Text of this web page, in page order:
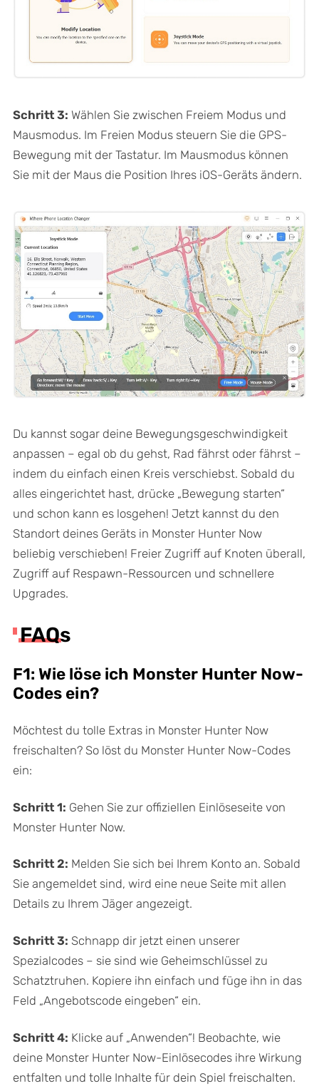
Schritt 3: Wählen Sie zwischen Freiem Modus und
Mausmodus. Im Freien Modus steuern Sie die GPS-
Bewegung mit der Tastatur. Im Mausmodus können
Sie mit der Maus die Position Ihres iOS-Geräts ändern.
Du kannst sogar deine Bewegungsgeschwindigkeit
anpassen – egal ob du gehst, Rad fährst oder fährst –
indem du einfach einen Kreis verschiebst. Sobald du
alles eingerichtet hast, drücke „Bewegung starten“
und schon kann es losgehen! Jetzt kannst du den
Standort deines Geräts in Monster Hunter Now
beliebig verschieben! Freier Zugriff auf Knoten überall,
Zugriff auf Respawn-Ressourcen und schnellere
Upgrades.
FAQs
F1: Wie löse ich Monster Hunter Now-
Codes ein?
Möchtest du tolle Extras in Monster Hunter Now
freischalten? So löst du Monster Hunter Now-Codes
ein:
Schritt 1: Gehen Sie zur offiziellen Einlöseseite von
Monster Hunter Now.
Schritt 2: Melden Sie sich bei Ihrem Konto an. Sobald
Sie angemeldet sind, wird eine neue Seite mit allen
Details zu Ihrem Jäger angezeigt.
Schritt 3: Schnapp dir jetzt einen unserer
Spezialcodes – sie sind wie Geheimschlüssel zu
Schatztruhen. Kopiere ihn einfach und füge ihn in das
Feld „Angebotscode eingeben“ ein.
Schritt 4: Klicke auf „Anwenden“! Beobachte, wie
deine Monster Hunter Now-Einlösecodes ihre Wirkung
entfalten und tolle Inhalte für dein Spiel freischalten.